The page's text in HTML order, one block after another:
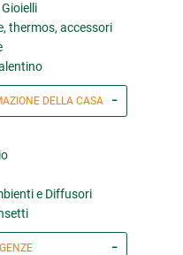
thermos, accessori
DELLA CASA
e Diffusori